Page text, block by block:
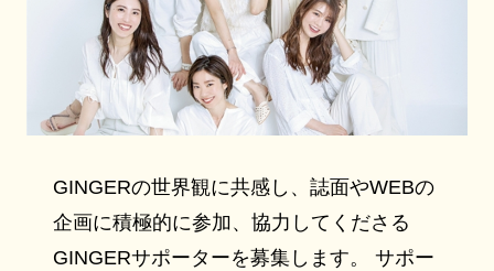
GINGERの世界観に共感し、誌面やWEBの
企画に積極的に参加、協力してくださる
GINGERサポーターを募集します。 サポー